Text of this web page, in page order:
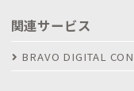
関連サービス
BRAVO DIGITAL